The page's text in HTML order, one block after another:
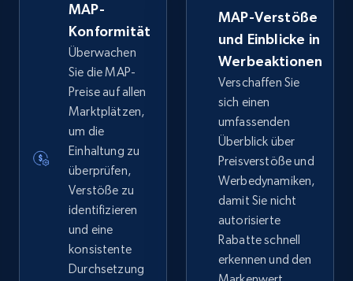
MAP-
Konformität
Überwachen
Sie die MAP-
Preise auf allen
Marktplätzen,
um die
Einhaltung zu
überprüfen,
Verstöße zu
identifizieren
und eine
konsistente
Durchsetzung
MAP-Verstöße
und Einblicke in
Werbeaktionen
Verschaffen Sie
sich einen
umfassenden
Überblick über
Preisverstöße und
Werbedynamiken,
damit Sie nicht
autorisierte
Rabatte schnell
erkennen und den